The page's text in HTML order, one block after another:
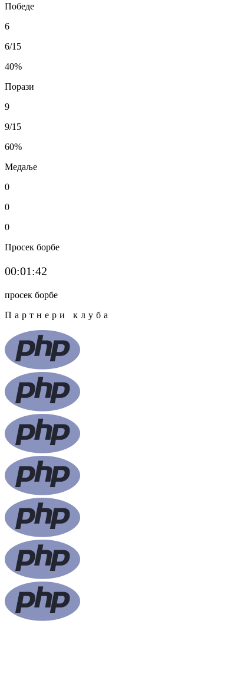
Победе
6
6/15
40%
Порази
9
9/15
60%
Медаље
0
0
0
Просек борбе
00:01:42
просек борбе
Партнери клуба